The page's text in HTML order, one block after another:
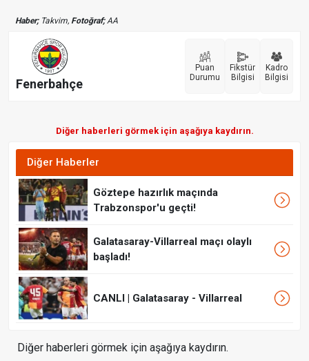
Haber;Takvim, Fotoğraf;AA
Fenerbahçe
Puan
Durumu
Fikstür
Bilgisi
Kadro
Bilgisi
Diğer haberleri görmek için aşağıya kaydırın.
Diğer Haberler
Göztepe hazırlık maçında
Trabzonspor'u geçti!
Galatasaray-Villarreal maçı olaylı
başladı!
CANLI | Galatasaray - Villarreal
Diğer haberleri görmek için aşağıya kaydırın.